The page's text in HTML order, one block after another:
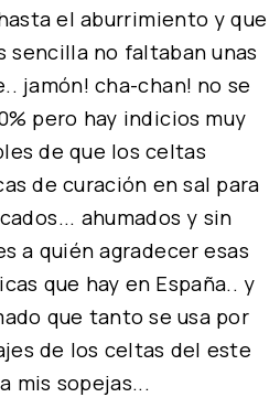
el aburrimiento y que
sencilla no faltaban unas
jamón! cha-chan! no se
pero hay indicios muy
de que los celtas
de curación en sal para
ahumados y sin
a quién agradecer esas
que hay en España.. y
que tanto se usa por
de los celtas del este
mis sopejas...